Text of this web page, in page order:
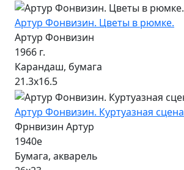
Артур Фонвизин. Цветы в рюмке.
Артур Фонвизин
1966 г.
Карандаш, бумага
21.3х16.5
Артур Фонвизин. Куртуазная сцена
Фрнвизин Артур
1940е
Бумага, акварель